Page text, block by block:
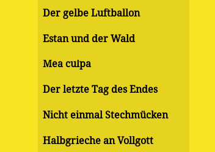
Der gelbe Luftballon
Estan und der Wald
Mea culpa
Der letzte Tag des Endes
Nicht einmal Stechmücken
Halbgrieche an Vollgott